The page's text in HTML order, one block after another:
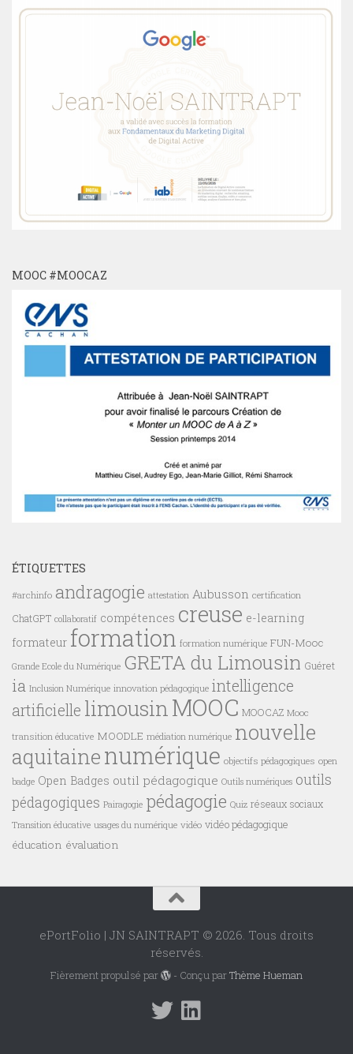
MOOC #MOOCAZ
ÉTIQUETTES
#archinfo andragogie attestation Aubusson certification
ChatGPT collaboratif compétences creuse e-learning
formateur formation formation numérique FUN-Mooc
Grande Ecole du Numérique GRETA du Limousin Guéret
ia Inclusion Numérique innovation pédagogique intelligence
artificielle limousinMOOC MOOCAZ Mooc
transition éducative MOODLE médiation numérique nouvelle
aquitainenumérique objectifs pédagogiques open
badge Open Badges outil pédagogique Outils numériques outils
pédagogiques Pairagogie pédagogie Quiz réseaux sociaux
Transition éducative usages du numérique vidéo vidéo pédagogique
éducation évaluation
ePortFolio | JN SAINTRAPT © 2026. Tous droits
réservés.
Fièrement propulsé par - Conçu parThème Hueman